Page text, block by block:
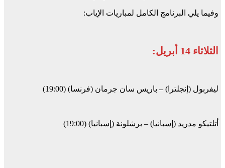
وفيما يلي البرنامج الكامل لمباريات الإياب:
الثلاثاء 14 أبريل:
ليفربول (إنجلترا) – باريس سان جرمان (فرنسا) (19:00)
أتلتيكو مدريد (إسبانيا) – برشلونة (إسبانيا) (19:00)